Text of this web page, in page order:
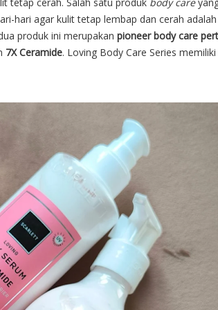
hari agar kulit tetap lembap dan cerah adalah
produk ini merupakan pioneer body care
7X Ceramide. Loving Body Care Series